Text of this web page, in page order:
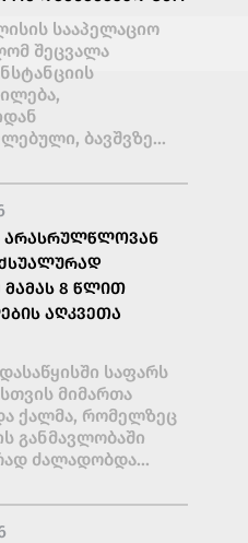
სააპელაციო
შეცვალა
ბავშვზე...
ᲐᲠᲐᲡᲠᲣᲚᲬᲚᲝᲕᲐᲜ
8 ᲬᲚᲘᲗ
ᲐᲦᲙᲕᲔᲗᲐ
საფარს
მიმართა
ქალმა, რომელზეც
განმავლობაში
ძალადობდა...